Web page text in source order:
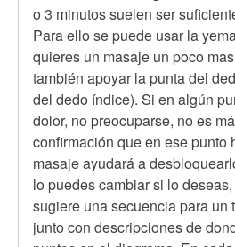
o 3 minutos suelen ser
Para ello se puede usar la
quieres un masaje un poco
también apoyar la punta del
del dedo índice). Si en algún
dolor, no preocuparse, no es
confirmación que en ese punto
masaje ayudará a
lo puedes cambiar si lo
sugiere una secuencia para un
junto con descripciones de